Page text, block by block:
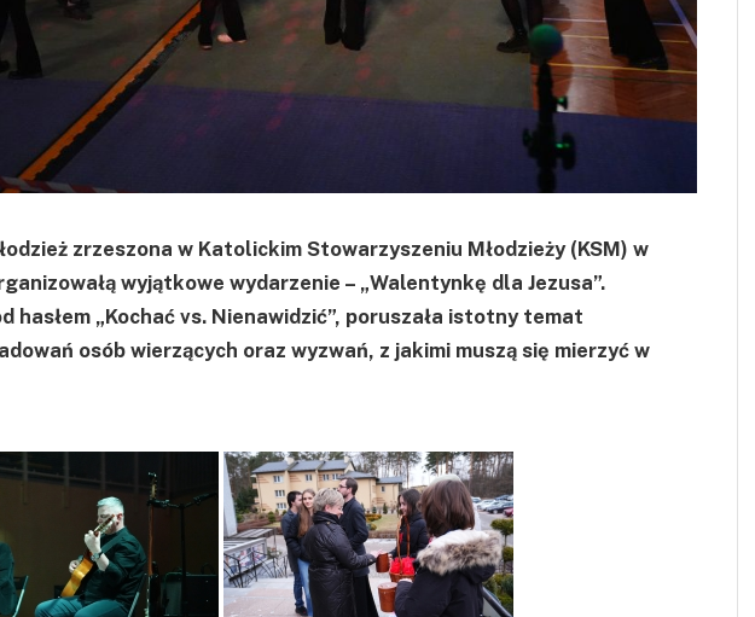
zrzeszona w Katolickim Stowarzyszeniu Młodzieży (KSM) w
wyjątkowe wydarzenie – „Walentynkę dla Jezusa”.
hasłem „Kochać vs. Nienawidzić”, poruszała istotny temat
osób wierzących oraz wyzwań, z jakimi muszą się mierzyć w